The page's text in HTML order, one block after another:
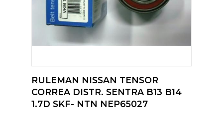
RULEMAN NISSAN TENSOR
CORREA DISTR. SENTRA B13 B14
1.7D SKF- NTN NEP65027